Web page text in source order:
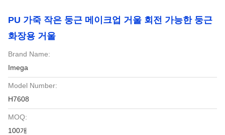
PU 가죽 작은 둥근 메이크업 거울 회전 가능한 둥근
화장용 거울
Brand Name:
Imega
Model Number:
H7608
MOQ:
100개